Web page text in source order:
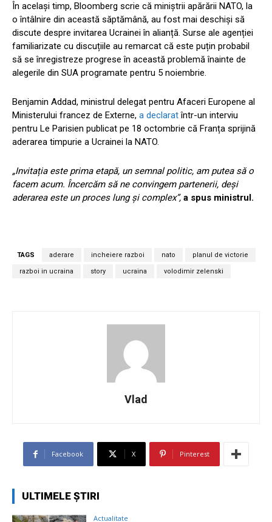
În același timp, Bloomberg scrie că miniștrii apărării NATO, la
o întâlnire din această săptămână, au fost mai deschiși să
discute despre invitarea Ucrainei în alianță. Surse ale agenției
familiarizate cu discuțiile au remarcat că este puțin probabil
să se înregistreze progrese în această problemă înainte de
alegerile din SUA programate pentru 5 noiembrie.
Benjamin Addad, ministrul delegat pentru Afaceri Europene al
Ministerului francez de Externe, a declaratîntr-un interviu
pentru Le Parisien publicat pe 18 octombrie că Franța sprijină
aderarea timpurie a Ucrainei la NATO.
„Invitația este prima etapă, un semnal politic, am putea să o
facem acum. Încercăm să ne convingem partenerii, deși
aderarea este un proces lung și complex”, a spus ministrul.
TAGS aderare incheiere razboi nato planul de victorie
razboi in ucraina story ucraina volodimir zelenski
Vlad
Facebook X Pinterest
ULTIMELE ȘTIRI
Actualitate